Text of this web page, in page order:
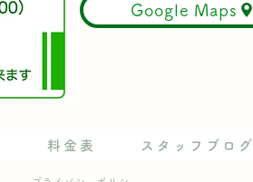
Google Maps
料金表 スタッフブログ